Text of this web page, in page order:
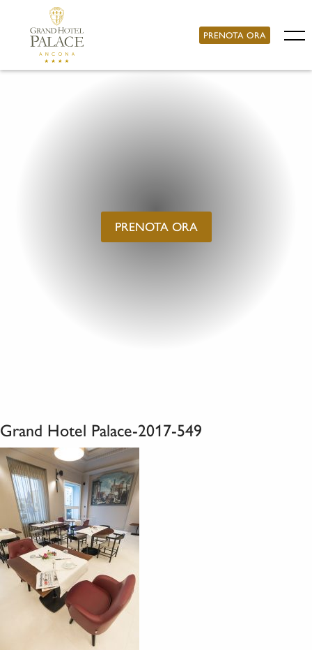
PRENOTA ORA
PRENOTA ORA
Grand Hotel Palace-2017-549